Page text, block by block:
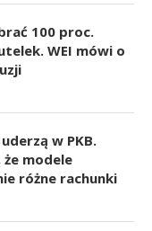
100 proc.
WEI mówi o
w PKB.
modele
różne rachunki